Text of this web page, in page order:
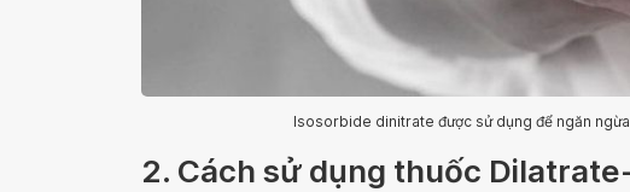
Isosorbide dinitrate được sử dụng để ngăn
2. Cách sử dụng thuốc